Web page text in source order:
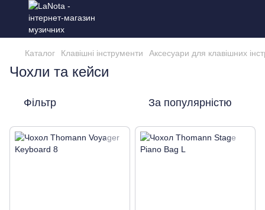
Каталог Клавішні інструменти Аксесуари для клавішних
Чохли та кейси
Фільтр За популярністю